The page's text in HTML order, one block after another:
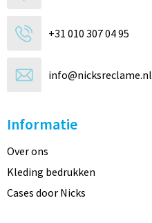
+31 010 307 04 95
info@nicksreclame.nl
Informatie
Over ons
Kleding bedrukken
Cases door Nicks